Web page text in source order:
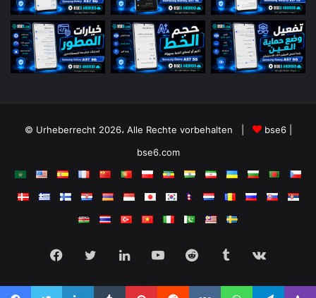
© Urheberrecht 2026، Alle Rechte vorbehalten |
bse6 |
bse6.com
Facebook
TwitterLinkedInYouTubeRedditTumblr